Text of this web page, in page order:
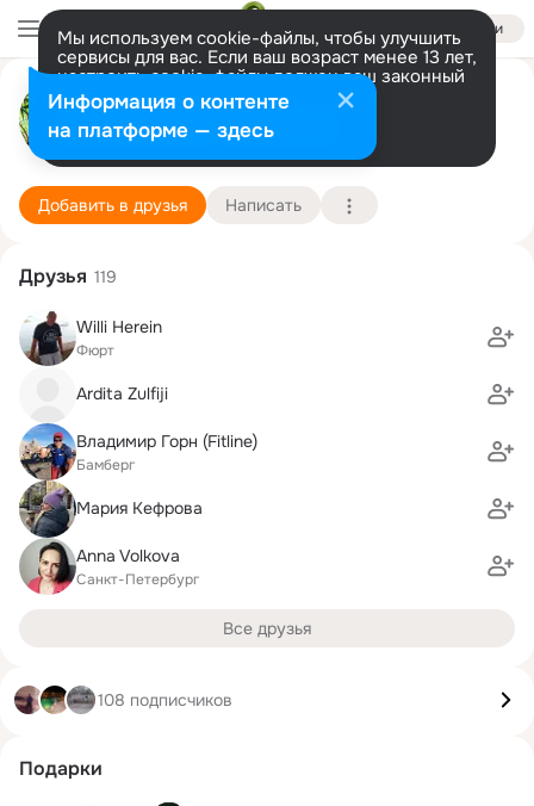
Войти
Мы используем cookie-файлы, чтобы улучшить
сервисы для вас. Если ваш возраст менее 13 лет,
настроить cookie-файлы должен ваш законный
представитель. Больше информации
Разрешить все Настроить
Анна Кокарева(Шмитт)
Erlangen 30 ноября (48 лет)
Подробнее
Добавить в друзья Написать
Друзья 119
Willi Herein
Фюрт
Ardita Zulfiji
Владимир Горн (Fitline)
Бамберг
Мария Кефрова
Anna Volkova
Санкт-Петербург
Все друзья
108 подписчиков
Подарки
Информация о контенте
на платформе — здесь